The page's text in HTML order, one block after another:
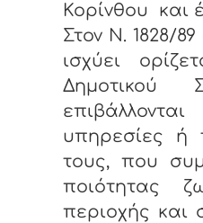
Κορίνθου και
Στον Ν. 1828/
ισχύει
Δημοτικού
υπηρεσίες ή
τους, που
ποιότητας
περιοχής και